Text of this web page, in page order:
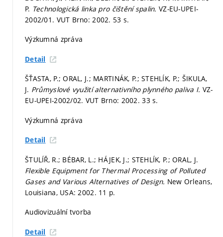
P. Technologická linka pro čištění spalin.VZ-EU-UPEI-
2002/01. VUT Brno: 2002. 53 s.
Výzkumná zpráva
Detail
ŠŤASTA, P.; ORAL, J.; MARTINÁK, P.; STEHLÍK, P.; ŠIKULA,
J. Průmyslové využití alternativního plynného paliva I. VZ-
EU-UPEI-2002/02. VUT Brno: 2002. 33 s.
Výzkumná zpráva
Detail
ŠTULÍŘ, R.; BÉBAR, L.; HÁJEK, J.; STEHLÍK, P.; ORAL, J.
Flexible Equipment for Thermal Processing of Polluted
Gases and Various Alternatives of Design. New Orleans,
Louisiana, USA: 2002. 11 p.
Audiovizuální tvorba
Detail